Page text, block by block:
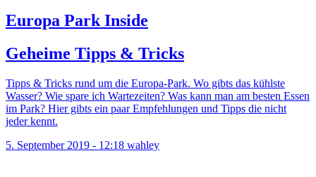
Europa Park Inside
Geheime Tipps & Tricks
Tipps & Tricks rund um die Europa-Park. Wo gibts das kühlste
Wasser? Wie spare ich Wartezeiten? Was kann man am besten Essen
im Park? Hier gibts ein paar Empfehlungen und Tipps die nicht
jeder kennt.
5. September 2019 - 12:18 wahley